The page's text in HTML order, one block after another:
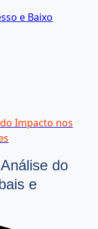
e Baixo
Impacto nos
do
e